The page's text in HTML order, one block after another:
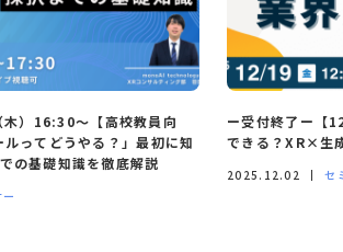
）16:30～【高校教員向
ってどうやる？」最初に知
の基礎知識を徹底解説
ー受付終了ー【
できる？XR×生
2025.12.02 セ